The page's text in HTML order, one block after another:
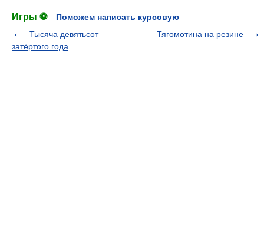
Игры ⚽
Поможем написать курсовую
Тысяча девятьсот
затёртого года
Тягомотина на резине